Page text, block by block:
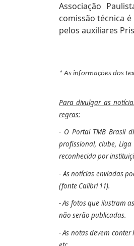
Associação
comissão técnica
pelos auxiliares
* As informações dos
Para divulgar as
regras:
- O Portal TMB Brasil
profissional, clube,
reconhecida por
- As notícias enviadas
(fonte Calibri 11).
- As fotos que ilustram
não serão publicadas.
- As notas devem